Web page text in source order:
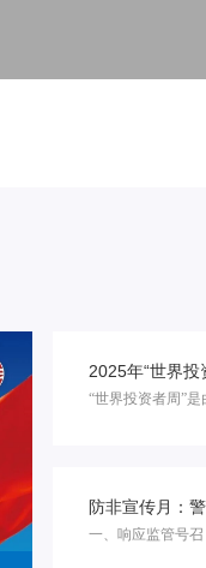
2025年“世界投
“世界投资者周”
防非宣传月：
一、响应监管号